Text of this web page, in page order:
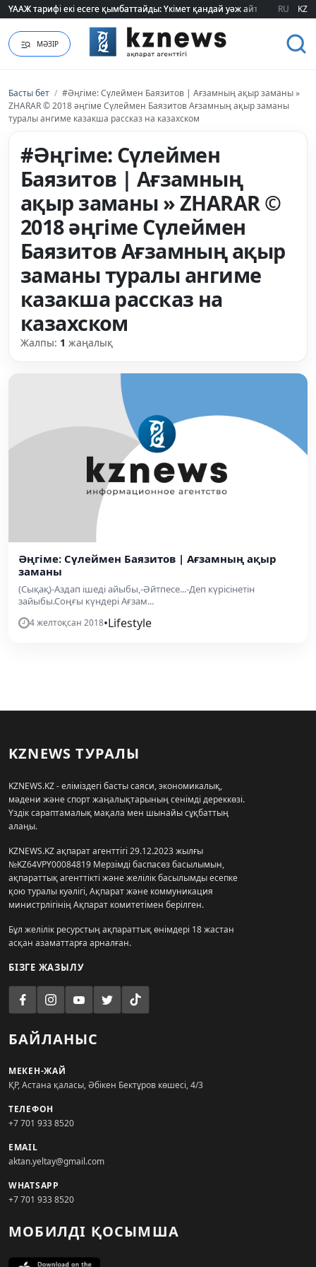
ҮААЖ тарифі екі есеге қымбаттайды: Үкімет қандай уәж айтады?
ҮААЖ тарифі екі есеге қымбаттайды: Үкімет қандай уәж айтады? RU KZ
МӘЗІР
Басты бет / #Әңгіме: Сүлеймен Баязитов | Ағзамның ақыр заманы »
ZHARAR © 2018 әңгіме Сүлеймен Баязитов Ағзамның ақыр заманы
туралы ангиме казакша рассказ на казахском
#Әңгіме: Сүлеймен
Баязитов | Ағзамның
ақыр заманы » ZHARAR ©
2018 әңгіме Сүлеймен
Баязитов Ағзамның ақыр
заманы туралы ангиме
казакша рассказ на
казахском
Жалпы: 1 жаңалық
Әңгіме: Сүлеймен Баязитов | Ағзамның ақыр
заманы
(Сықақ)-Аздап ішеді айыбы,-Әйтпесе...-Деп күрісінетін
зайыбы.Соңғы күндері Ағзам...
4 желтоқсан 2018•Lifestyle
KZNEWS ТУРАЛЫ
KZNEWS.KZ - еліміздегі басты саяси, экономикалық,
мәдени және спорт жаңалықтарының сенімді дереккөзі.
Үздік сараптамалық мақала мен шынайы сұқбаттың
алаңы.
KZNEWS.KZ ақпарат агенттігі 29.12.2023 жылғы
№KZ64VPY00084819 Мерзімді баспасөз басылымын,
ақпараттық агенттікті және желілік басылымды есепке
қою туралы куәлігі, Ақпарат және коммуникация
министрлігінің Ақпарат комитетімен берілген.
Бұл желілік ресурстың ақпараттық өнімдері 18 жастан
асқан азаматтарға арналған.
БІЗГЕ ЖАЗЫЛУ
БАЙЛАНЫС
МЕКЕН-ЖАЙ
ҚР, Астана қаласы, Әбікен Бектұров көшесі, 4/3
ТЕЛЕФОН
+7 701 933 8520
EMAIL
aktan.yeltay@gmail.com
WHATSAPP
+7 701 933 8520
МОБИЛДІ ҚОСЫМША